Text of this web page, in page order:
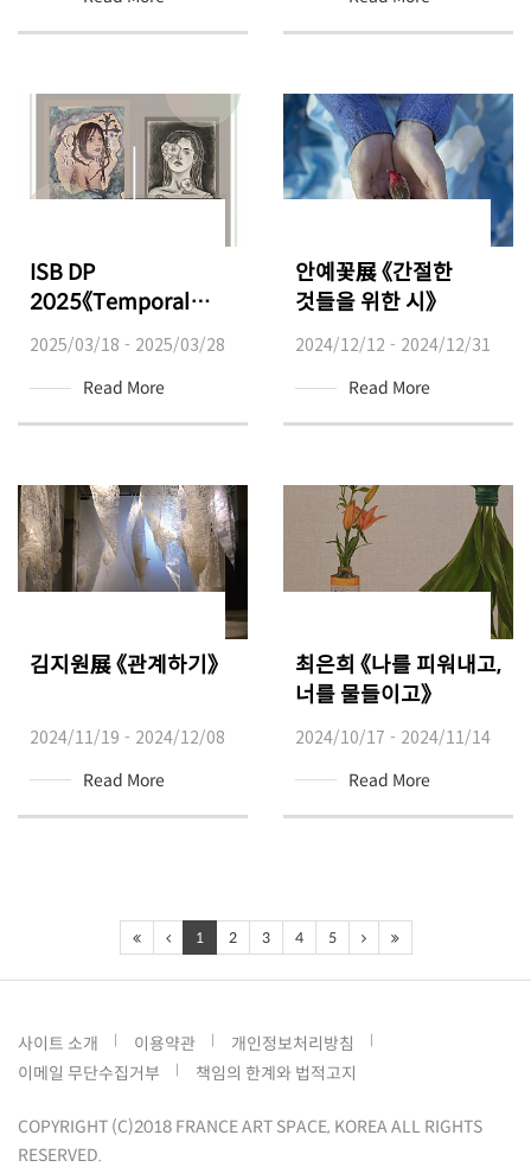
ISB DP
2025《Temporal
Distortions》
2025/03/18 - 2025/03/28
Read More
안예꽃展 《간절한
것들을 위한 시》
2024/12/12 - 2024/12/31
Read More
김지원展 《관계하기》
2024/11/19 - 2024/12/08
Read More
최은희 《나를 피워내고,
너를 물들이고》
2024/10/17 - 2024/11/14
Read More
1 2 3 4 5
사이트 소개 이용약관
개인정보처리방침
이메일 무단수집거부
책임의 한계와 법적고지
COPYRIGHT (C)2018 FRANCE ART SPACE, KOREA ALL RIGHTS
RESERVED.